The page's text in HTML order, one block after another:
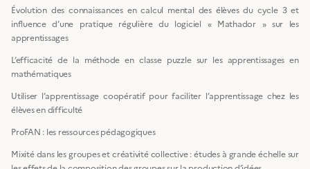
Évolution des connaissances en calcul mental des élèves du cycle 3 et
influence d’une pratique régulière du logiciel « Mathador » sur les
apprentissages
L’efficacité de la méthode en classe puzzle sur les apprentissages en
mathématiques
Utiliser l’apprentissage coopératif pour faciliter l’apprentissage chez les
élèves en difficulté
ProFAN : les ressources pédagogiques
Mixité dans les groupes et créativité collective : études à grande échelle sur